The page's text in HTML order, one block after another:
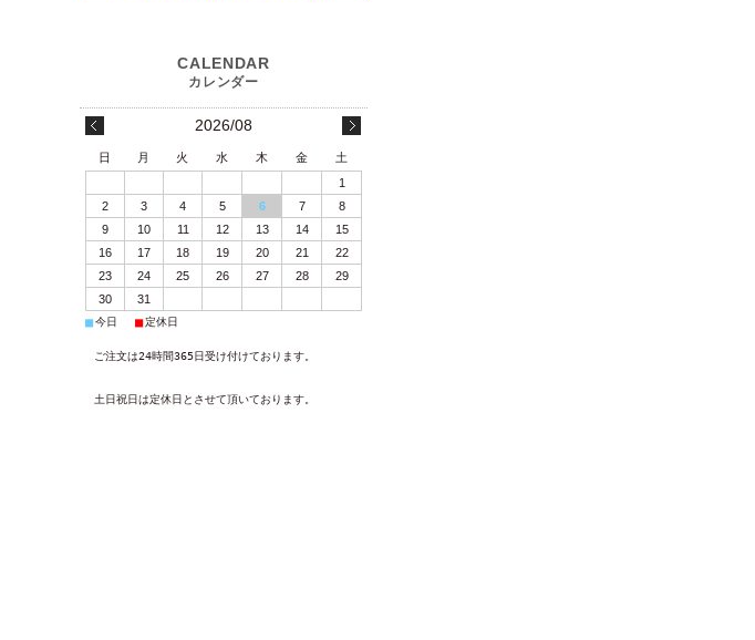
2026/08
日 月 火 水 木 金
土
1
2
3 4 5 6 7
8
9
10 11 12 13 14
15
16
17 18 19 20 21
22
23
24 25 26 27 28
29
30
31
■今日 ■定休日
ご注文は24時間365日受け付けております。
土日祝日は定休日とさせて頂いております。